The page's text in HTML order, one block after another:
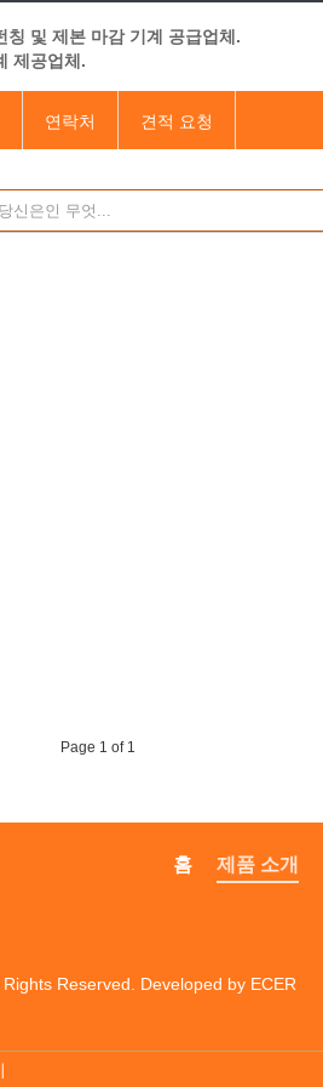
칭 및 제본 마감 기계 공급업체.
제공업체.
연락처 견적 요청
Page 1 of 1
제품 소개
홈
Reserved. Developed by ECER